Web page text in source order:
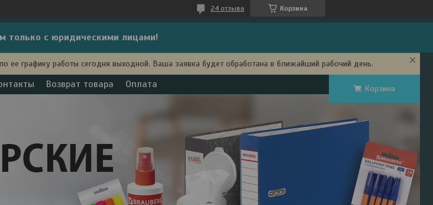
Корзина
24 отзыва
только с юридическими лицами!
ее графику работы сегодня выходной. Ваша заявка будет обработана в ближайший рабочий день.
Возврат товара Оплата Корзина